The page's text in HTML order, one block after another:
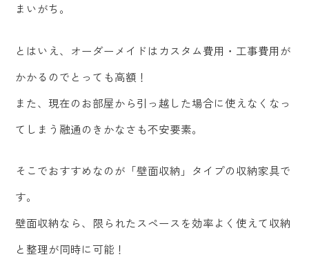
まいがち。
とはいえ、オーダーメイドはカスタム費用・工事費用が
かかるのでとっても高額！
また、現在のお部屋から引っ越した場合に使えなくなっ
てしまう融通のきかなさも不安要素。
そこでおすすめなのが「壁面収納」タイプの収納家具で
す。
壁面収納なら、限られたスペースを効率よく使えて収納
と整理が同時に可能！